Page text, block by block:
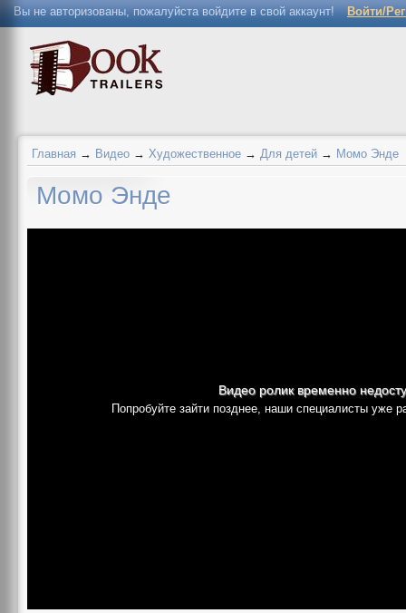
Вы не авторизованы, пожалуйста войдите в свой аккаунт! Войти/
Главная → Видео → Художественное → Для детей → Момо Энде
Момо Энде
Видео ролик временно
Попробуйте зайти позднее, наши специалисты уже